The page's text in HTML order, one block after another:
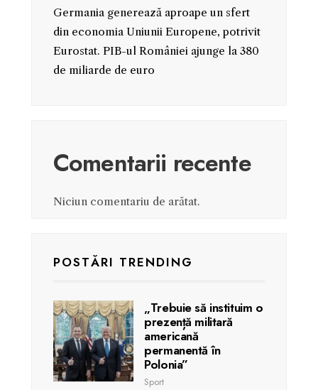
Germania generează aproape un sfert
din economia Uniunii Europene, potrivit
Eurostat. PIB-ul României ajunge la 380
de miliarde de euro
Comentarii recente
Niciun comentariu de arătat.
POSTĂRI TRENDING
„Trebuie să instituim o
prezență militară
americană
permanentă în
Polonia”
Sport